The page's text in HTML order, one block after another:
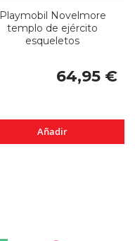
Playmobil Novelmore
templo de ejército
esqueletos
64,95 €
Añadir